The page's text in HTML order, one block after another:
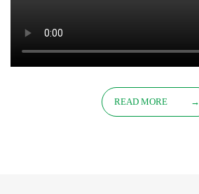
READ MORE →